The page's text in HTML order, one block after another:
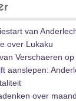
van
over Lukaku
Verschaeren
aanslepen:
over